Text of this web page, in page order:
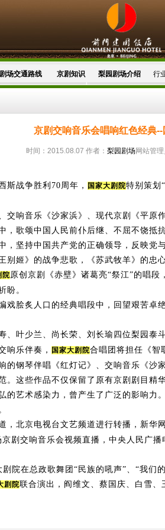
剧场交通路线 京剧知识 梨园剧场介绍 行
京剧交响音乐会唱响红色经典
时间：2015.08.07 作者： 梨园剧场网站管
战争胜利70周年， 国家大剧院特别策划
响音乐《沙家浜》、现代京剧《平原
，歌颂中国人民前仆后继、不屈不饶抵
，坚持中国共产党的正确领导，反映党
别姬》的战争悲歌，《苏武牧羊》的忠
院原创京剧《赤壁》诸葛亮“祭江”的唱段
盼。
脍炙人口的经典唱段中，回望艰苦卓
少兰、尚长荣、刘长瑜四位梨园泰斗
响乐伴奏，
国家大剧院合唱团将担任《智
琴伴唱《红灯记》、交响音乐《沙
。这些作品不仅保留了原有京剧剧目精
的艺术感染力，曾产生了广泛的影响力
北京电视台文艺频道进行转播，新华网
剧交响音乐会视频直播，中央人民广
在总政歌舞团“民族的吼声”、“我们
剧院联合演出，阎维文、蔡国庆、白雪